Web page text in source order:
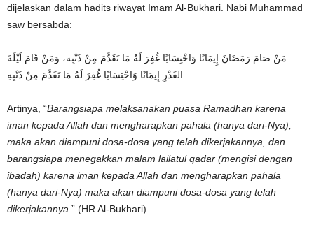
dijelaskan dalam hadits riwayat Imam Al-Bukhari. Nabi Muhammad
saw bersabda:
مَنْ صَامَ رَمَضَانَ إِيمَانًا وَاحْتِسَابًا غُفِرَ لَهُ مَا تَقَدَّمَ مِنْ ذَنْبِه، وَمَنْ قَامَ لَيْلَةَ
القَدْرِ إِيمَانًا وَاحْتِسَابًا غُفِرَ لَهُ مَا تَقَدَّمَ مِنْ ذَنْبِهِ
Artinya, “Barangsiapa melaksanakan puasa Ramadhan karena
iman kepada Allah dan mengharapkan pahala (hanya dari-Nya),
maka akan diampuni dosa-dosa yang telah dikerjakannya, dan
barangsiapa menegakkan malam lailatul qadar (mengisi dengan
ibadah) karena iman kepada Allah dan mengharapkan pahala
(hanya dari-Nya) maka akan diampuni dosa-dosa yang telah
dikerjakannya. ” (HR Al-Bukhari).